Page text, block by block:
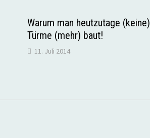
Warum man heutzutage (keine)
Türme (mehr) baut!
11. Juli 2014